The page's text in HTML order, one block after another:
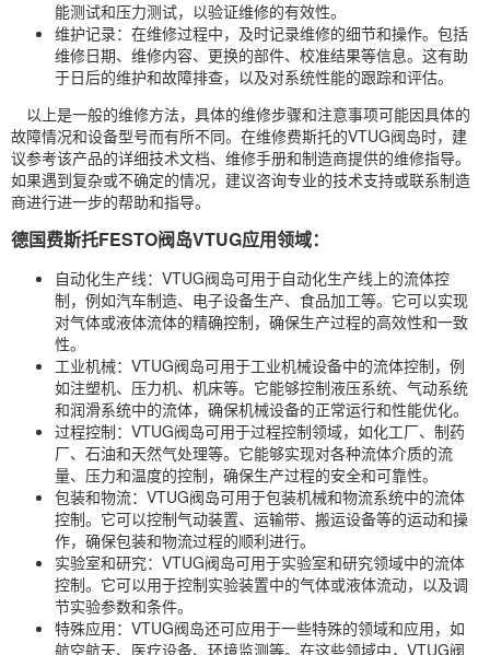
能测试和压力测试，以验证维修的有效性。
维护记录：在维修过程中，及时记录维修的细节和操作。包括
维修日期、维修内容、更换的部件、校准结果等信息。这有助
于日后的维护和故障排查，以及对系统性能的跟踪和评估。
以上是一般的维修方法，具体的维修步骤和注意事项可能因具体的
故障情况和设备型号而有所不同。在维修费斯托的VTUG阀岛时，建
议参考该产品的详细技术文档、维修手册和制造商提供的维修指导。
如果遇到复杂或不确定的情况，建议咨询专业的技术支持或联系制造
商进行进一步的帮助和指导。
德国费斯托FESTO阀岛VTUG应用领域：
自动化生产线：VTUG阀岛可用于自动化生产线上的流体控
制，例如汽车制造、电子设备生产、食品加工等。它可以实现
对气体或液体流体的精确控制，确保生产过程的高效性和一致
性。
工业机械：VTUG阀岛可用于工业机械设备中的流体控制，例
如注塑机、压力机、机床等。它能够控制液压系统、气动系统
和润滑系统中的流体，确保机械设备的正常运行和性能优化。
过程控制：VTUG阀岛可用于过程控制领域，如化工厂、制药
厂、石油和天然气处理等。它能够实现对各种流体介质的流
量、压力和温度的控制，确保生产过程的安全和可靠性。
包装和物流：VTUG阀岛可用于包装机械和物流系统中的流体
控制。它可以控制气动装置、运输带、搬运设备等的运动和操
作，确保包装和物流过程的顺利进行。
实验室和研究：VTUG阀岛可用于实验室和研究领域中的流体
控制。它可以用于控制实验装置中的气体或液体流动，以及调
节实验参数和条件。
特殊应用：VTUG阀岛还可应用于一些特殊的领域和应用，如
航空航天、医疗设备、环境监测等。在这些领域中，VTUG阀